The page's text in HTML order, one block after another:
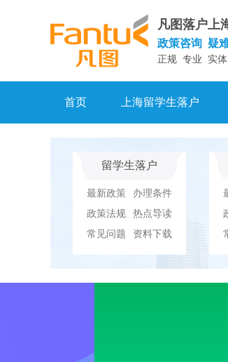
凡图落户上
政策咨询 疑
正规 专业 实
首页 上海留学生落户
留学生落户
最新政策
办理条件
政策法规
热点导读
常见问题
资料下载